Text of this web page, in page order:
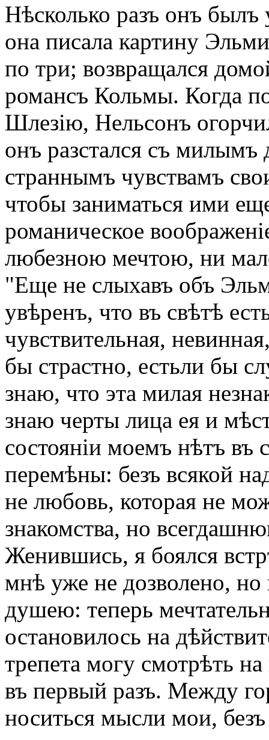
Нѣсколько разъ онъ
она писала картину
по три; возвращался
романсъ Кольмы. Когда
Шлезію, Нельсонъ
онъ разстался съ милымъ
страннымъ чувствамъ
чтобы заниматься ими
романическое
любезною мечтою, ни
"Еще не слыхавъ объ
увѣренъ, что въ свѣтѣ
чувствительная,
бы страстно, естьли бы
знаю, что эта милая
знаю черты лица ея и
состояніи моемъ нѣтъ
перемѣны: безъ всякой
не любовь, которая не
знакомства, но
Женившись, я боялся
мнѣ уже не дозволено, но
душею: теперь
остановилось на
трепета могу смотрѣть
въ первый разъ. Между
носиться мысли мои,